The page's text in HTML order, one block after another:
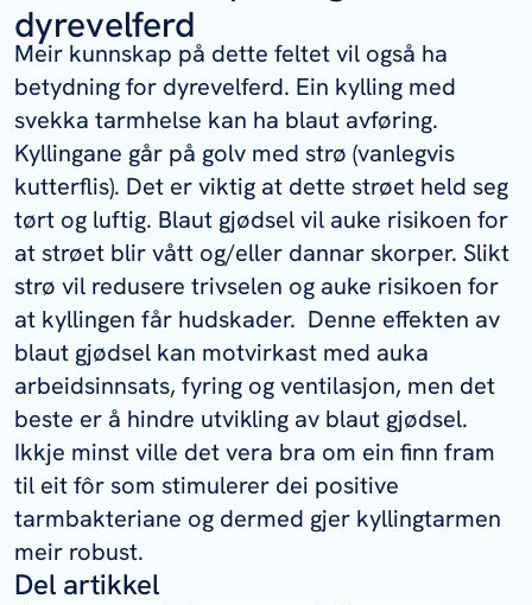
dyrevelferd
Meir kunnskap på dette feltet vil også ha
betydning for dyrevelferd. Ein kylling med
svekka tarmhelse kan ha blaut avføring.
Kyllingane går på golv med strø (vanlegvis
kutterflis). Det er viktig at dette strøet held seg
tørt og luftig. Blaut gjødsel vil auke risikoen for
at strøet blir vått og/eller dannar skorper. Slikt
strø vil redusere trivselen og auke risikoen for
at kyllingen får hudskader. Denne effekten av
blaut gjødsel kan motvirkast med auka
arbeidsinnsats, fyring og ventilasjon, men det
beste er å hindre utvikling av blaut gjødsel.
Ikkje minst ville det vera bra om ein finn fram
til eit fôr som stimulerer dei positive
tarmbakteriane og dermed gjer kyllingtarmen
meir robust.
Del artikkel